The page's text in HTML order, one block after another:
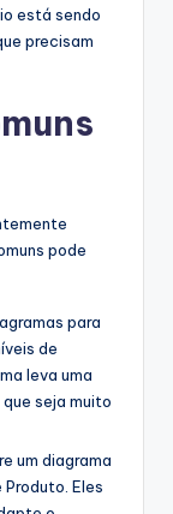
está sendo
precisam
pode
para
de
leva uma
seja muito
um diagrama
Eles